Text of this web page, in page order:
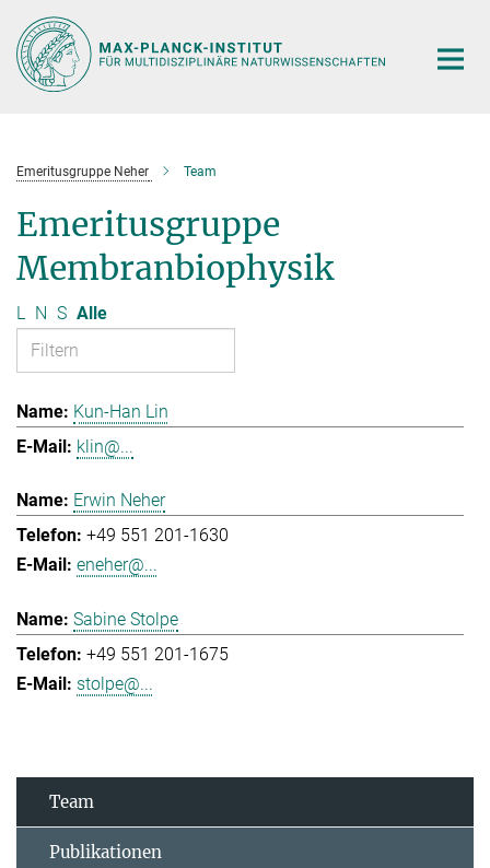
Hauptinhalt
Emeritusgruppe Neher Team
Emeritusgruppe
Membranbiophysik
L N S Alle
Kun-Han Lin
klin@...
Erwin Neher
+49 551 201-1630
eneher@...
Sabine Stolpe
+49 551 201-1675
stolpe@...
Team
Publikationen